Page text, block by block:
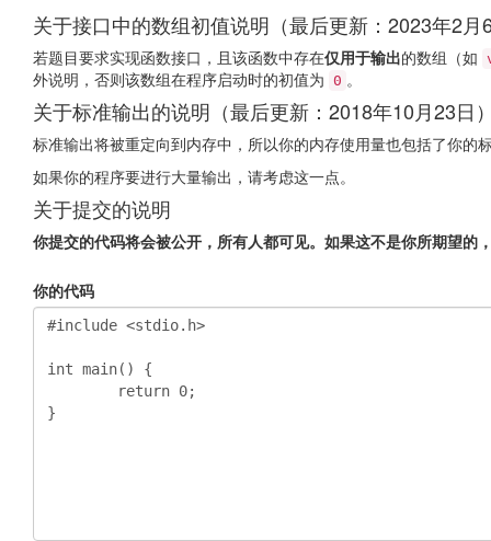
关于接口中的数组初值说明（最后更新：2023年2月
若题目要求实现函数接口，且该函数中存在仅用于输出的数组（如
外说明，否则该数组在程序启动时的初值为 0 。
关于标准输出的说明（最后更新：2018年10月23日
标准输出将被重定向到内存中，所以你的内存使用量也包括了你的
如果你的程序要进行大量输出，请考虑这一点。
关于提交的说明
你提交的代码将会被公开，所有人都可见。如果这不是你所期望的
你的代码